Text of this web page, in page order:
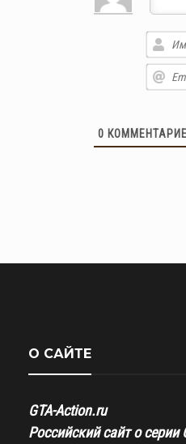
0
О САЙТЕ
GTA-Action.ru
Российский сайт о серии